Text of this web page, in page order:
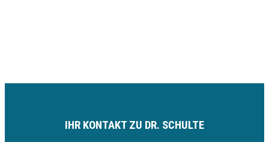
IHR KONTAKT ZU DR. SCHULTE